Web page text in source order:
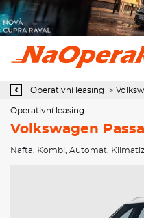
Operativní leasing Volkswagen Passat Life 2,0
Operativní leasing >
Operativní leasing
Volkswagen
Nafta Kombi Automat